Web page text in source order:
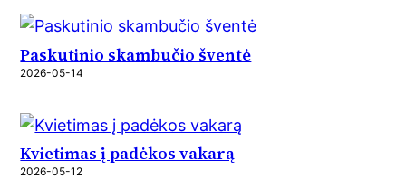
Paskutinio skambučio šventė
2026-05-14
Kvietimas į padėkos vakarą
2026-05-12